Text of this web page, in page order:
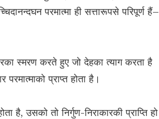
परमात्मा ही सत्तारूपसे परिपूर्ण हैं–
स्मरण करते हुए जो देहका त्याग करता है
प्राप्त होता है।
है, उसको तो निर्गुण-निराकारकी प्राप्ति हो